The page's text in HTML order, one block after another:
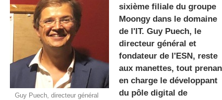
gratuite
Guy Puech, directeur général
sixième filiale du groupe
Moongy dans le domaine
de l'IT. Guy Puech, le
directeur général et
fondateur de l'ESN, reste
aux manettes, tout
en charge le développant
du pôle digital de